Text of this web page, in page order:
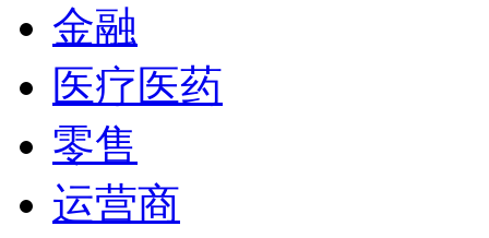
金融
医疗医药
零售
运营商